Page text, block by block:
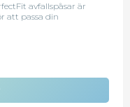
avfallspåsar är
att passa din